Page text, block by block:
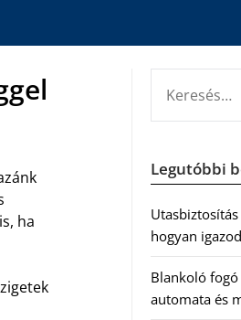
ha
Legutóbbi
hogyan
Blankoló
automata és